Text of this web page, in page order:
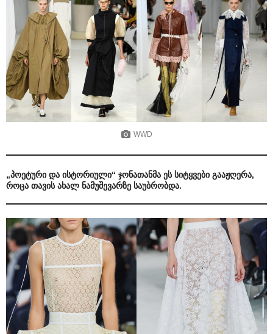
WWD
„პოეტური და ისტორიული“ ჯონათანმა ეს სიტყვები გააჟღერა,
როცა თავის ახალ ნამუშევარზე საუბრობდა.